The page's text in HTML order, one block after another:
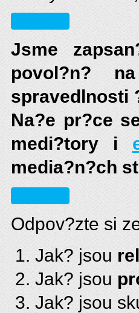
Jsme
povol?n?
spravedlnosti
Na?e pr?ce
medi?tory i
media?n?ch
Odpov?zte si
Jak? jsou
Jak? jsou
Jak? jsou